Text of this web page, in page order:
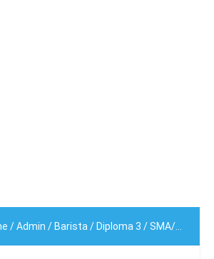
/Admin / Barista / Diploma 3 /SMA/SMK